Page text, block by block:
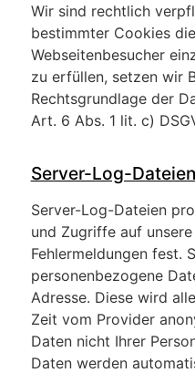
Wir sind rechtlich
bestimmter Cookies
Webseitenbesucher
zu erfüllen, setzen wir
Rechtsgrundlage der
Art. 6 Abs. 1 lit. c)
Server-Log-Dateien
Server-Log-Dateien
und Zugriffe auf
Fehlermeldungen fest.
personenbezogene
Adresse. Diese wird
Zeit vom Provider
Daten nicht Ihrer
Daten werden